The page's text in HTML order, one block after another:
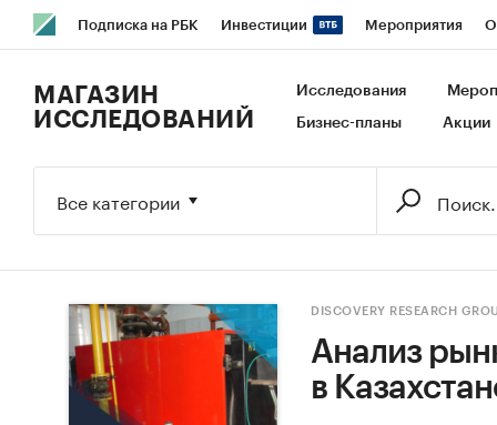
Подписка на РБК Инвестиции Мероприятия
Исследования Кредитные рейтинги Франшизы
МАГАЗИН
ИССЛЕДОВАНИЙ
Исследования
Бизнес-планы Акции
Все категории
DISCOVERY RESEARCH
Анализ
в